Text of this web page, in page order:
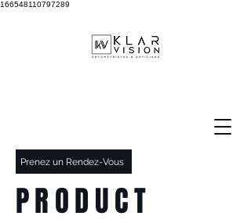
166548110797289
Prenez un Rendez-Vous
PRODUCT